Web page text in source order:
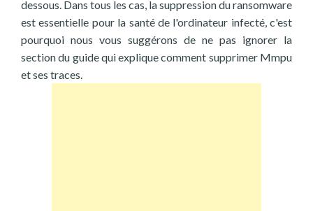
dessous. Dans tous les cas, la suppression du ransomware
est essentielle pour la santé de l'ordinateur infecté, c'est
pourquoi nous vous suggérons de ne pas ignorer la
section du guide qui explique comment supprimer Mmpu
et ses traces.